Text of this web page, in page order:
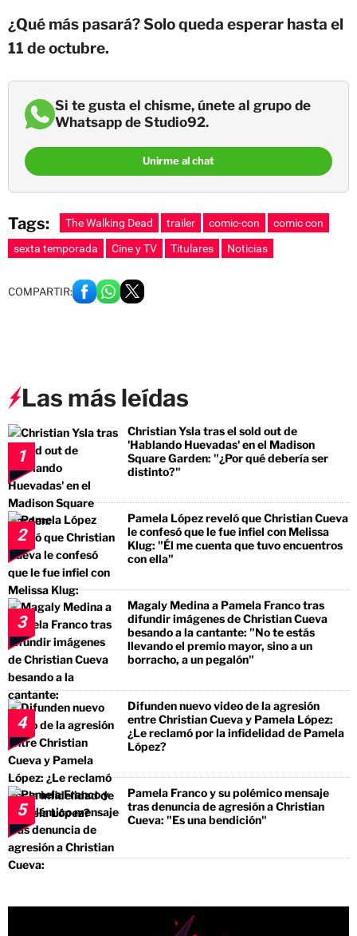
¿Qué más pasará? Solo queda esperar hasta el
11 de octubre.
Si te gusta el chisme, únete al grupo de
Whatsapp de Studio92.
Unirme al chat
Tags: The Walking Dead trailer comic-con
comic con
sexta temporada
Cine y TV Titulares Noticias
COMPARTIR:
Las más leídas
1
Christian Ysla tras el sold out de
'Hablando Huevadas' en el Madison
Square Garden: "¿Por qué debería ser
distinto?"
2
Pamela López reveló que Christian Cueva
le confesó que le fue infiel con Melissa
Klug: "Él me cuenta que tuvo encuentros
con ella"
3
Magaly Medina a Pamela Franco tras
difundir imágenes de Christian Cueva
besando a la cantante: "No te estás
llevando el premio mayor, sino a un
borracho, a un pegalón"
4
Difunden nuevo video de la agresión
entre Christian Cueva y Pamela López:
¿Le reclamó por la infidelidad de Pamela
López?
5
Pamela Franco y su polémico mensaje
tras denuncia de agresión a Christian
Cueva: "Es una bendición"